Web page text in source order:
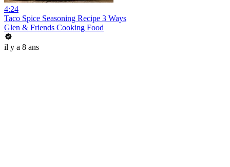
4:24
Taco Spice Seasoning Recipe 3 Ways
Glen & Friends Cooking Food
il y a 8 ans